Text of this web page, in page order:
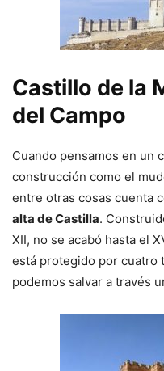
Castillo de la
del Campo
Cuando pensamos en un
construcción como el
entre otras cosas cuenta
alta de Castilla.
XII, no se acabó hasta el
está protegido por cuatro
podemos salvar a través